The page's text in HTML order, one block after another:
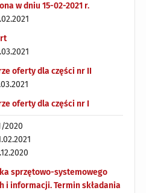
w dniu 15-02-2021 r.
oferty dla części nr II
oferty dla części nr I
2020
sprzętowo-systemowego
i informacji. Termin składania